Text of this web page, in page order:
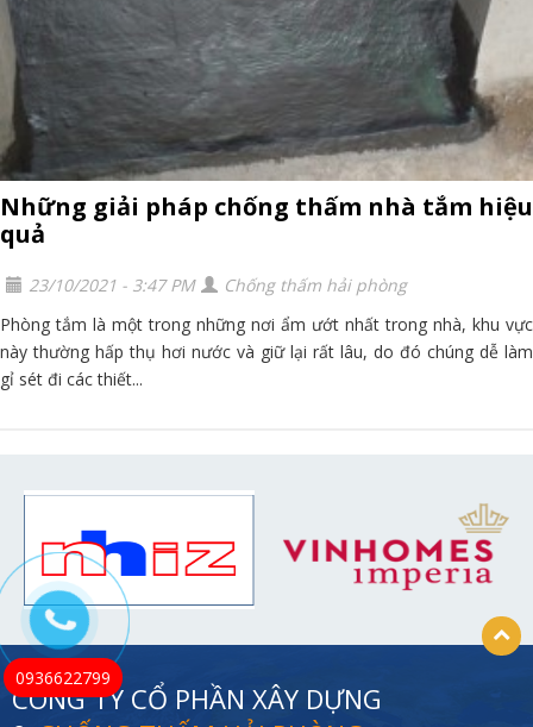
Những giải pháp chống thấm nhà tắm hiệu
quả
23/10/2021 - 3:47 PM
Chống thấm hải phòng
Phòng tắm là một trong những nơi ẩm ướt nhất trong nhà, khu vực
này thường hấp thụ hơi nước và giữ lại rất lâu, do đó chúng dễ làm
gỉ sét đi các thiết...
CÔNG TY CỔ PHẦN XÂY DỰNG
0936622799